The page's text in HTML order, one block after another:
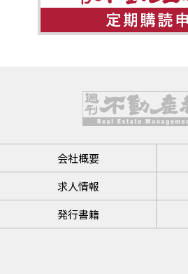
会社概要
求人情報
発行書籍